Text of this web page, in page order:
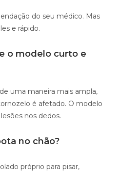
do seu médico. Mas
e rápido.
o modelo curto e
uma maneira mais ampla,
é afetado. O modelo
nos dedos.
no chão?
próprio para pisar,